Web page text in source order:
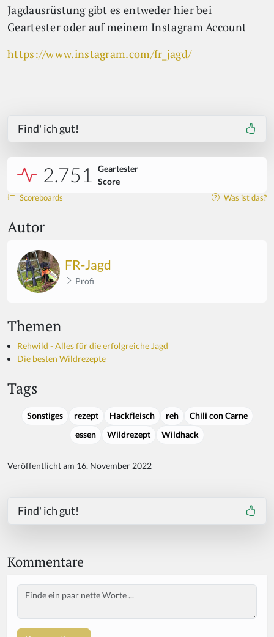
Jagdausrüstung gibt es entweder hier bei
Geartester oder auf meinem Instagram Account
https://www.instagram.com/fr_jagd/
Find' ich gut!
2.751
Geartester
Score
Scoreboards Was ist das?
Autor
FR-Jagd
Profi
Themen
Rehwild - Alles für die erfolgreiche Jagd
Die besten Wildrezepte
Tags
Sonstiges rezept Hackfleisch reh
Chili con Carne
essen
Wildrezept Wildhack
Veröffentlicht am 16. November 2022
Find' ich gut!
Kommentare
o
u
Body